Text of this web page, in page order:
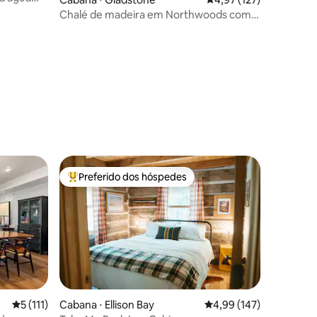
Chalé de madeira em Northwoods com
5 de uma avaliação média de 5, 111 avaliações
5 (111)
Entre os melhores preferidos dos hóspedes
Preferido dos hóspedes
Cabana ⋅ Ellison Bay 4,99 de uma avaliação
4,99 (147)